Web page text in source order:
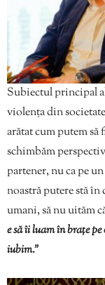
Subiectul principal
violența din
arătat cum putem
schimbăm
partener, nu ca pe
noastră putere stă în
umani, să nu uităm
e să îi luam în brațe
iubim.”